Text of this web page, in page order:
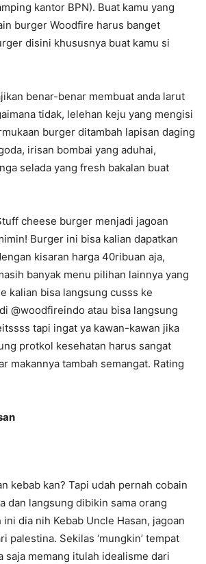
kantor BPN). Buat kamu yang
burger Woodfire harus banget
disini khususnya buat kamu si
benar-benar membuat anda larut
tidak, lelehan keju yang mengisi
burger ditambah lapisan daging
irisan bombai yang aduhai,
selada yang fresh bakalan buat
cheese burger menjadi jagoan
Burger ini bisa kalian dapatkan
kisaran harga 40ribuan aja,
banyak menu pilihan lainnya yang
kalian bisa langsung cusss ke
@woodfireindo atau bisa langsung
tapi ingat ya kawan-kawan jika
protkol kesehatan harus sangat
makannya tambah semangat. Rating
kebab kan? Tapi udah pernah cobain
dan langsung dibikin sama orang
ini dia nih Kebab Uncle Hasan, jagoan
palestina. Sekilas ‘mungkin’ tempat
saja memang itulah idealisme dari